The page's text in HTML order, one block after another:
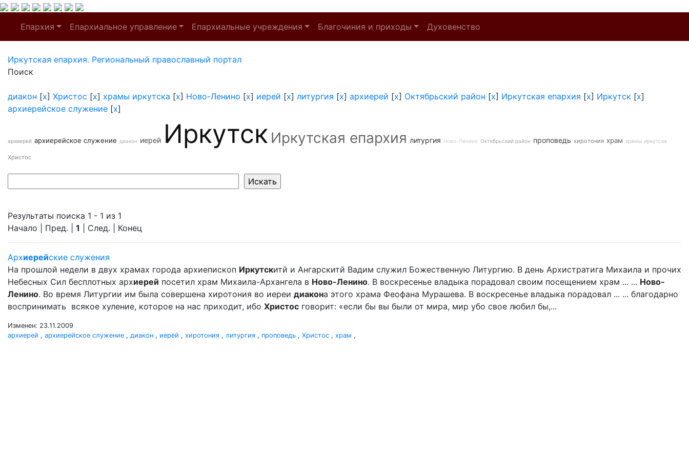
Епархия Епархиальное управление Епархиальные учреждения Благочиния и приходы Духовенство
Иркутская епархия. Региональный православный портал
Поиск
диакон [x] Христос [x] храмы иркутска [x] Ново-Ленино [x] иерей [x] литургия [x] архиерей [x] Октябрьский район [x] Иркутская епархия [x] Иркутск [x]
архиерейское служение [x]
архиерей архиерейское служение диакон иерей Иркутск Иркутская епархия литургия Ново-Ленино Октябрьский район проповедь хиротония храм храмы иркутска
Христос
Результаты поиска 1 - 1 из 1
Начало | Пред. | 1 | След. | Конец
Архиерейские служения
На прошлой недели в двух храмах города архиепископ Иркутскитй и Ангарскитй Вадим служил Божественную Литургию. В день Архистратига Михаила и прочих
Небесных Сил бесплотных архиерей посетил храм Михаила-Архангела в Ново-Ленино. В воскресенье владыка порадовал своим посещением храм ... ... Ново-
Ленино. Во время Литургии им была совершена хиротония во иереи диакона этого храма Феофана Мурашева. В воскресенье владыка порадовал ... ... благодарно
воспринимать всякое хуление, которое на нас приходит, ибо Христос говорит: «если бы вы были от мира, мир убо свое любил бы,...
Изменен: 23.11.2009
архиерей , архиерейское служение , диакон , иерей , хиротония , литургия , проповедь , Христос , храм ,